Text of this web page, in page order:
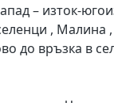
– изток-
,
до връзка в